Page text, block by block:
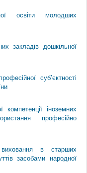
освіти молодших
закладів дошкільної
суб’єктності
компетенції іноземних
професійно
виховання в старших
засобами народної